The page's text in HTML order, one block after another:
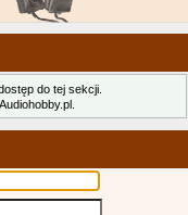
do tej sekcji.